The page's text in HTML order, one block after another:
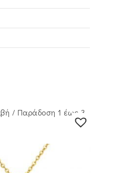
/ Παράδoση 1 έως 3